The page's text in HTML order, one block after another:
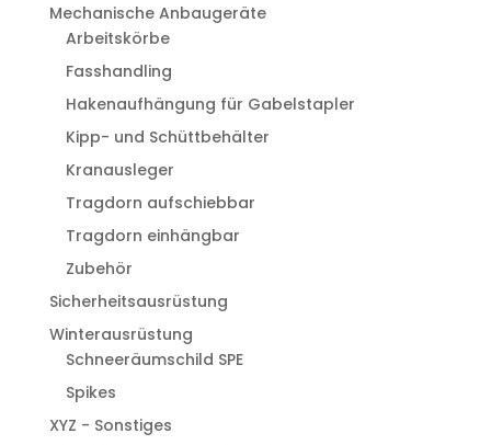
Mechanische Anbaugeräte
Arbeitskörbe
Fasshandling
Hakenaufhängung für Gabelstapler
Kipp- und Schüttbehälter
Kranausleger
Tragdorn aufschiebbar
Tragdorn einhängbar
Zubehör
Sicherheitsausrüstung
Winterausrüstung
Schneeräumschild SPE
Spikes
XYZ - Sonstiges